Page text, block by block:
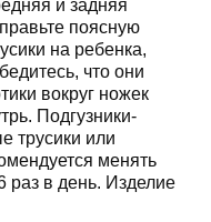
и задняя
поясную
на ребенка,
что они
вокруг ножек
Подгузники-
трусики или
менять
раз в день. Изделие